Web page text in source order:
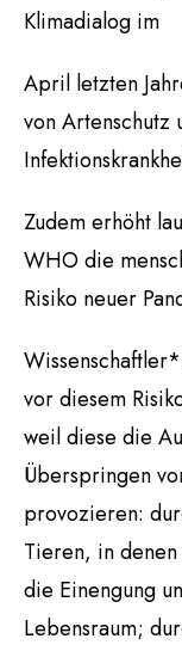
Klimadialog im
April letzten
von Artenschutz
Zudem erhöht
WHO die
Risiko neuer
vor diesem
weil diese die
Überspringen
provozieren:
Tieren, in
die Einengung
Lebensraum;